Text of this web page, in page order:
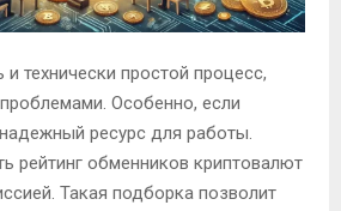
технически простой процесс,
Особенно, если
ресурс для работы.
рейтинг обменников криптовалют
Такая подборка позволит